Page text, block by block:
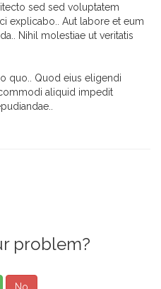
sed sed voluptatem
explicabo.. Aut labore et eum
Nihil molestiae ut veritatis
quo.. Quod eius eligendi
aliquid impedit
problem?